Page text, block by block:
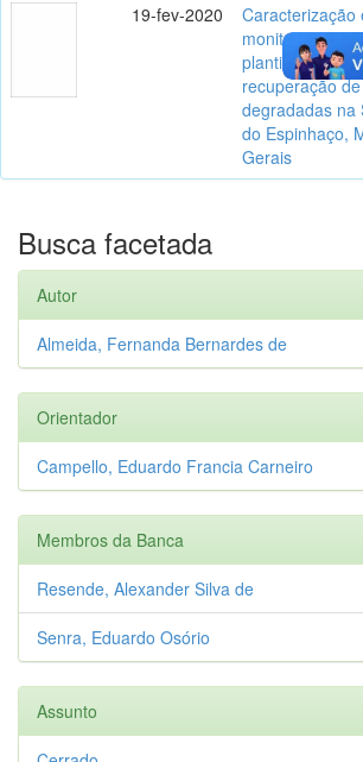
19-fev-2020
Caracterização
monitoramento
plantios
recuperação
degradadas na
do Espinhaço,
Gerais
Busca facetada
Autor
Almeida, Fernanda Bernardes de
Orientador
Campello, Eduardo Francia Carneiro
Membros da Banca
Resende, Alexander Silva de
Senra, Eduardo Osório
Assunto